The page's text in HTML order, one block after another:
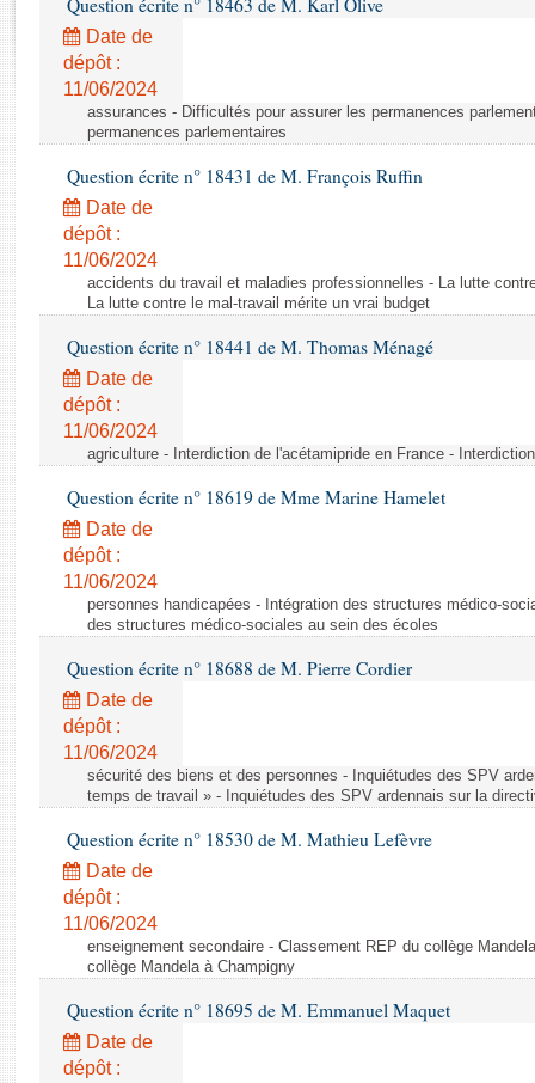
Rapports d'enquête
Rapports législatifs
Rapports sur l'application des lois
Baromètre de l’application des lois
Budget et sécurité sociale
Questions écrites et orales
Comptes rendus des débats
Question écrite n° 18463 de M. Karl Olive
Date de
dépôt :
11/06/2024
assurances - Difficultés pour assurer les permanences
permanences parlementaires
Question écrite n° 18431 de M. François Ruffin
Date de
dépôt :
11/06/2024
accidents du travail et maladies professionnelles - La lutte
La lutte contre le mal-travail mérite un vrai budget
Question écrite n° 18441 de M. Thomas Ménagé
Date de
dépôt :
11/06/2024
agriculture - Interdiction de l'acétamipride en France -
Question écrite n° 18619 de Mme Marine Hamelet
Date de
dépôt :
11/06/2024
personnes handicapées - Intégration des structures médico-
des structures médico-sociales au sein des écoles
Question écrite n° 18688 de M. Pierre Cordier
Date de
dépôt :
11/06/2024
sécurité des biens et des personnes - Inquiétudes des SPV
temps de travail » - Inquiétudes des SPV ardennais sur la
Question écrite n° 18530 de M. Mathieu Lefèvre
Date de
dépôt :
11/06/2024
enseignement secondaire - Classement REP du collège
collège Mandela à Champigny
Question écrite n° 18695 de M. Emmanuel Maquet
Date de
dépôt :